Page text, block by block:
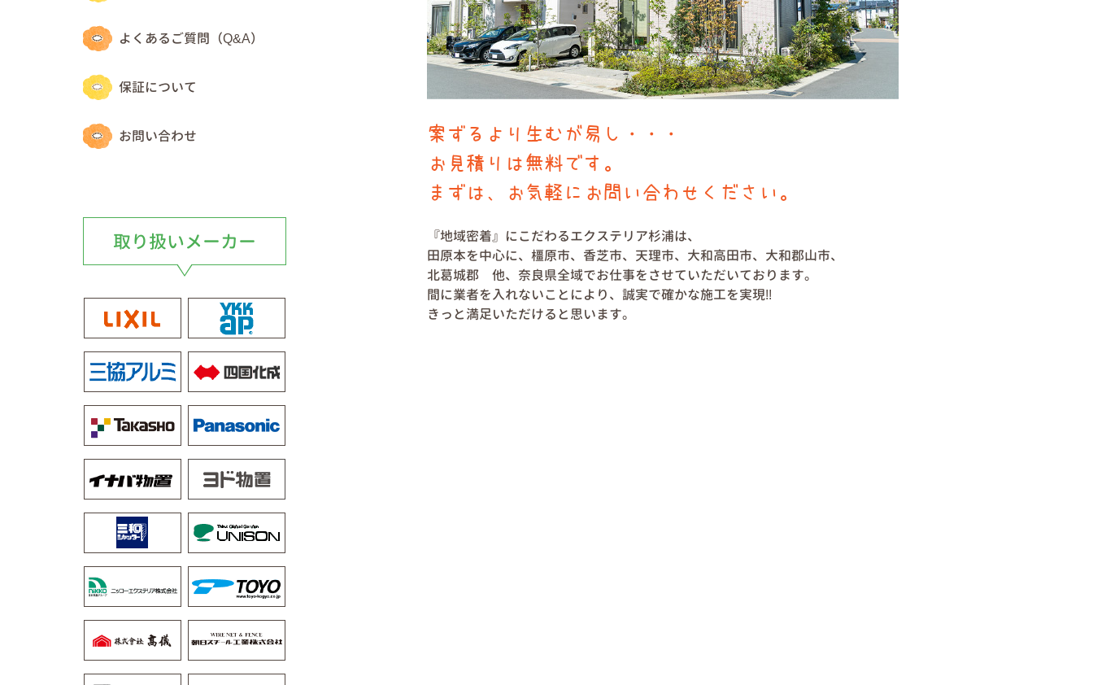
案ずるより生むが易し・・・
お見積りは無料です。
まずは、お気軽にお問い合わせください。
『地域密着』にこだわるエクステリア杉浦は、
田原本を中心に、橿原市、香芝市、天理市、大和高田市、大和郡山市、
北葛城郡 他、奈良県全域でお仕事をさせていただいております。
間に業者を入れないことにより、誠実で確かな施工を実現!!
きっと満足いただけると思います。
よくあるご質問（Q&A）
保証について
お問い合わせ
取り扱いメーカー